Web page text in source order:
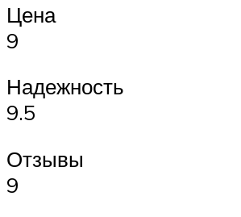
Цена
9
Надежность
9.5
Отзывы
9